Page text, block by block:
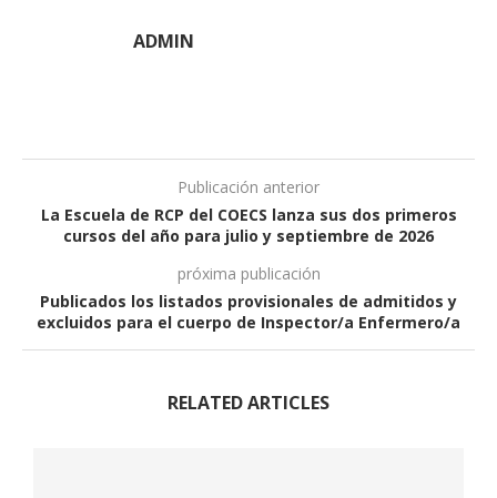
ADMIN
Publicación anterior
La Escuela de RCP del COECS lanza sus dos primeros
cursos del año para julio y septiembre de 2026
próxima publicación
Publicados los listados provisionales de admitidos y
excluidos para el cuerpo de Inspector/a Enfermero/a
RELATED ARTICLES